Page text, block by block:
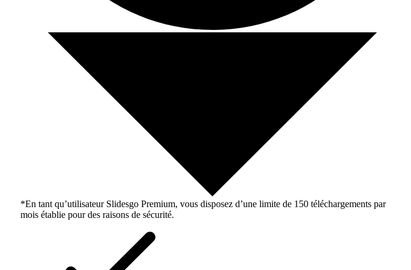
*En tant qu’utilisateur Slidesgo Premium, vous disposez d’une limite de 150 téléchargements par
mois établie pour des raisons de sécurité.